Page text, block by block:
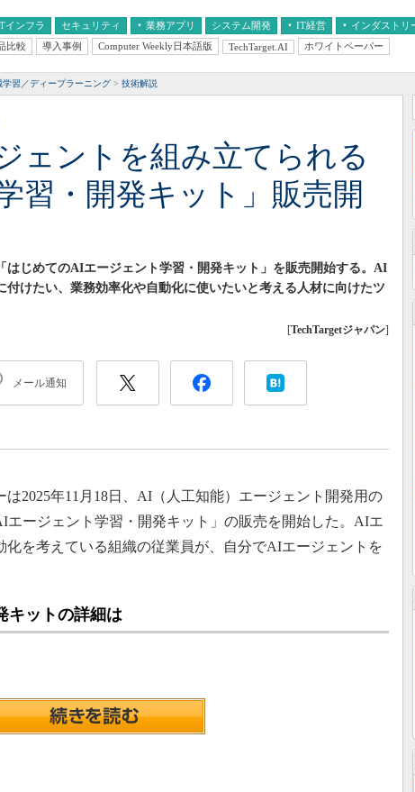
インフラ セキュリティ 業務アプリ
ライズAI
テム
システム開発 IT経営
経営とIT
中堅・中小企業とIT
インダストリ
医療IT
比較 導入事例 Computer Weekly日本語版 TechTarget.AI ホワイトペーパー
学習／ディープラーニング 技術解説
ェントを組み立てられる
習・開発キット」販売開
はじめてのAIエージェント学習・開発キット」を販売開始する。AI
付けたい、業務効率化や自動化に使いたいと考える人材に向けたツ
[TechTargetジャパン]
メール通知
2025年11月18日、AI（人工知能）エージェント開発用の
エージェント学習・開発キット」の販売を開始した。AIエ
化を考えている組織の従業員が、自分でAIエージェントを
キットの詳細は